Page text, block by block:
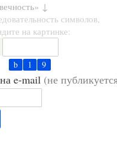
↓
символов,
на картинке:
e-mail (не